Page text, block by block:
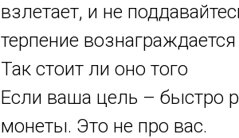
взлетает, и не
терпение
Так стоит ли оно того
Если ваша цель – быстро
монеты. Это не про вас.